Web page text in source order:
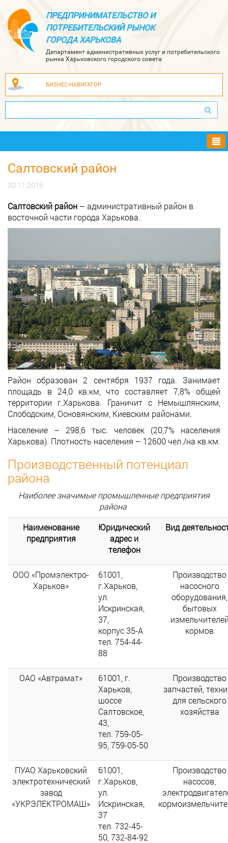
ПРЕДПРИНИМАТЕЛЬСТВО И
ПОТРЕБИТЕЛЬСКИЙ РЫНОК
ГОРОДА ХАРЬКОВА
Департамент административных услуг и потребительского
рынка Харьковского городского совета
БИЗНЕС-НАВИГАТОР
Салтовский район
30.11.2016
Салтовский район – административный район в
восточной части города Харькова.
Район образован 2 сентября 1937 года. Занимает
площадь в 24,0 кв.км, что составляет 7,8% общей
территории г.Харькова. Граничит с Немышлянским,
Слободским, Основянским, Киевским районами.
Население – 298,6 тыс. человек (20,7% населения
Харькова). Плотность населения – 12600 чел./на кв.км.
Производственный потенциал
района
Наиболее значимые промышленные предприятия
района
Наименование
предприятия
Юридический
адрес и
телефон
Вид
ООО «Промэлектро-
Харьков»
61001,
г.Харьков,
ул.
Искринская,
37,
корпус 35-А
тел. 754-44-
88
Производство
насосного
оборудования,
бытовых
кормов
ОАО «Автрамат»
61001, г.
Харьков,
шоссе
Салтовское,
43,
тел. 759-05-
95, 759-05-50
Производство
запчастей,
для сельского
хозяйства
ПУАО Харьковский
электротехнический
завод
«УКРЭЛЕКТРОМАШ»
61001,
г.Харьков,
ул.
Искринская,
37
тел. 732-45-
50, 732-84-92
Производство
насосов,